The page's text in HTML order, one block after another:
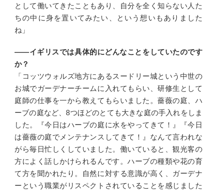
として働いてきたこともあり、自分を全く知らない人た
ちの中に身を置いてみたい、という想いもありました
ね」
――イギリスでは具体的にどんなことをしていたのです
か？
「コッツウォルズ地方にあるスードリー城という中世の
お城でガーデナーチームに入れてもらい、研修生として
庭師の仕事を一から教えてもらいました。薔薇の庭、ハ
ーブの庭など、8つほどのとても大きな庭の手入れをしま
した。『今日はハーブの庭に水をやってきて！』『今日
は薔薇の庭でメンテナンスしてきて！』なんて言われな
がら毎日忙しくしていました。働いていると、観光客の
方によく話しかけられるんです。ハーブの種類や花の育
て方を聞かれたり。自然に対する意識が高く、ガーデナ
ーという職業がリスペクトされていることを感じました